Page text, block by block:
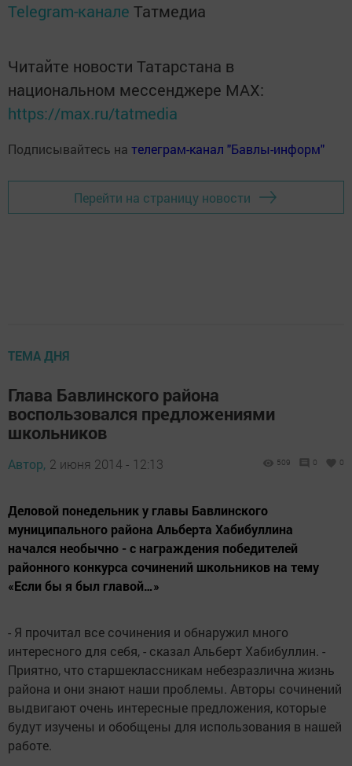
Telegram-канале Татмедиа
Читайте новости Татарстана в
национальном мессенджере MАХ:
https://max.ru/tatmedia
Подписывайтесь на телеграм-канал "Бавлы-информ"
Перейти на страницу новости
ТЕМА ДНЯ
Глава Бавлинского района
воспользовался предложениями
школьников
Автор, 2 июня 2014 - 12:13 509 0 0
Деловой понедельник у главы Бавлинского
муниципального района Альберта Хабибуллина
начался необычно - с награждения победителей
районного конкурса сочинений школьников на тему
«Если бы я был главой…»
- Я прочитал все сочинения и обнаружил много
интересного для себя, - сказал Альберт Хабибуллин. -
Приятно, что старшеклассникам небезразлична жизнь
района и они знают наши проблемы. Авторы сочинений
выдвигают очень интересные предложения, которые
будут изучены и обобщены для использования в нашей
работе.